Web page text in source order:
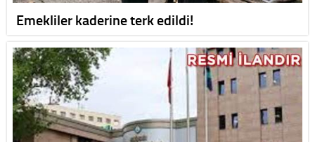
Emekliler kaderine terk edildi!